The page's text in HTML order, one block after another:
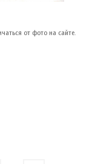
от фото на сайте.